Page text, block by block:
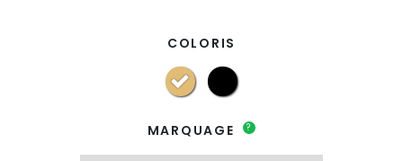
COLORIS
MARQUAGE ?